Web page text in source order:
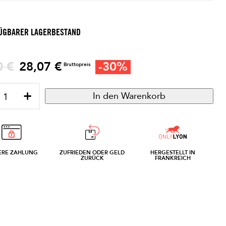
LAGERBESTAND
€ Preis
28,07 € Bruttopreis -30%
+ In den Warenkorb
ZAHLUNG ZUFRIEDEN ODER GELD
ZURÜCK
HERGESTELLT IN
FRANKREICH